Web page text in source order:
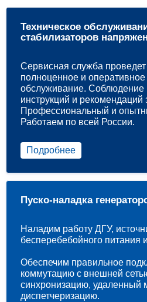
Техническое
стабилизаторов
Сервисная служба проведет
полноценное и оперативное
обслуживание. Соблюдение
инструкций и рекомендаций
Профессиональный и
Работаем по всей России.
Подробнее
Пуско-наладка
Наладим работу ДГУ,
бесперебебойного питания
Обеспечим правильное
коммутацию с внешней
синхронизацию, удаленный
диспетчеризацию.